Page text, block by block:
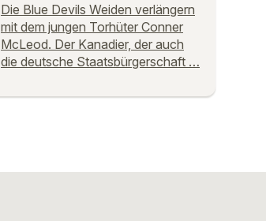
Die Blue Devils Weiden verlängern
mit dem jungen Torhüter Conner
McLeod. Der Kanadier, der auch
die deutsche Staatsbürgerschaft …